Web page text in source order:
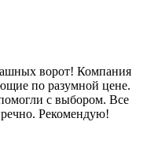
ворот! Компания
по разумной цене.
с выбором. Все
Рекомендую!